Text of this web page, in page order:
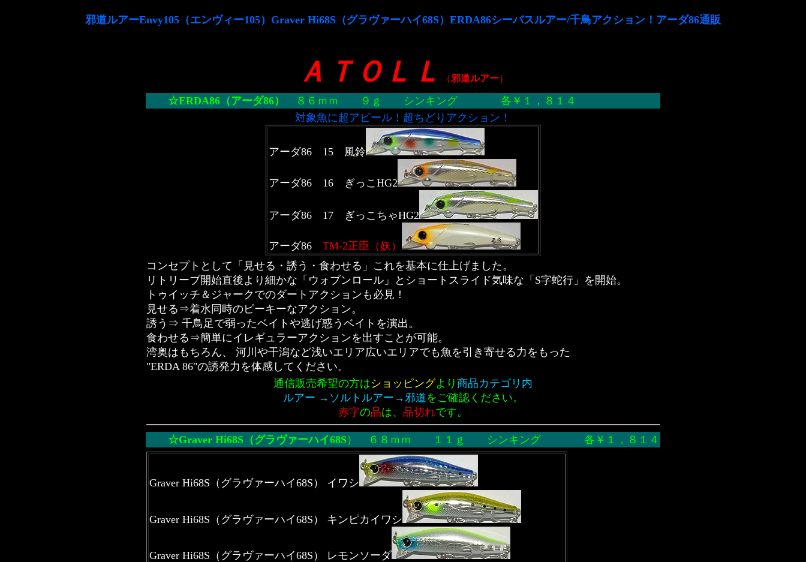
邪道ルアーEnvy105（エンヴィー105）Graver Hi68S（グラヴァーハイ68S）ERDA86シーバスルアー/千鳥アクション！アーダ86通販
ＡＴＯＬＬ （邪道ルアー）
☆ERDA86（アーダ86）
８６ｍｍ ９ｇ シンキング 各￥１，８１４
対象魚に超アピール！超ちどりアクション！
アーダ86 15 風鈴
アーダ86 16 ぎっこHG2
アーダ86 17 ぎっこちゃHG2
アーダ86 TM-2正臣（妖）
コンセプトとして「見せる・誘う・食わせる」これを基本に仕上げました。
リトリーブ開始直後より細かな「ウォブンロール」とショートスライド気味な「S字蛇行」を開始。
トゥイッチ＆ジャークでのダートアクションも必見！
見せる⇒着水同時のピーキーなアクション。
誘う⇒ 千鳥足で弱ったベイトや逃げ惑うベイトを演出。
食わせる⇒簡単にイレギュラーアクションを出すことが可能。
湾奥はもちろん、 河川や干潟など浅いエリア広いエリアでも魚を引き寄せる力をもった
"ERDA 86"の誘発力を体感してください。
通信販売希望の方はショッピングより 商品カテゴリ内
ルアー →ソルトルアー→邪道をご確認ください。
赤字の品は、 品切れです。
☆Graver Hi68S（グラヴァーハイ68S） ６８ｍｍ １１ｇ シンキング 各￥１，８１４
Graver Hi68S（グラヴァーハイ68S） イワシ
Graver Hi68S（グラヴァーハイ68S） キンピカイワシ
Graver Hi68S（グラヴァーハイ68S） レモンソーダ